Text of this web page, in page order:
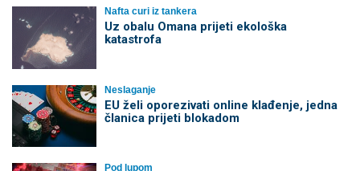
Nafta curi iz tankera
Uz obalu Omana prijeti ekološka
katastrofa
Neslaganje
EU želi oporezivati online klađenje, jedna
članica prijeti blokadom
Pod lupom